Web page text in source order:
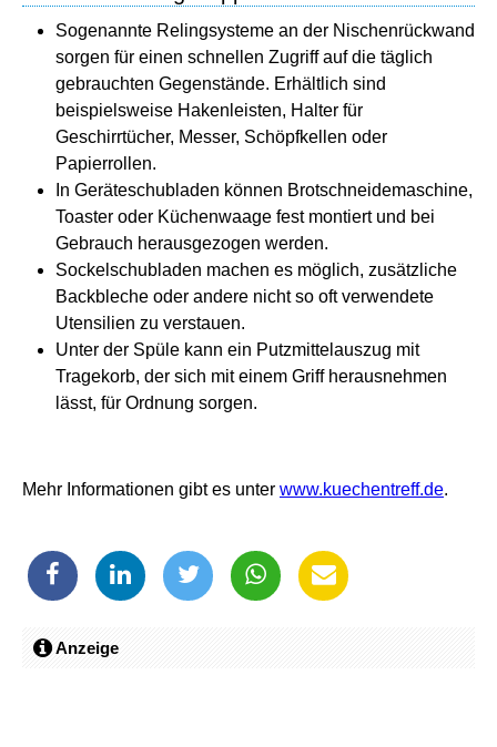
Sogenannte Relingsysteme an der Nischenrückwand
sorgen für einen schnellen Zugriff auf die täglich
gebrauchten Gegenstände. Erhältlich sind
beispielsweise Hakenleisten, Halter für
Geschirrtücher, Messer, Schöpfkellen oder
Papierrollen.
In Geräteschubladen können Brotschneidemaschine,
Toaster oder Küchenwaage fest montiert und bei
Gebrauch herausgezogen werden.
Sockelschubladen machen es möglich, zusätzliche
Backbleche oder andere nicht so oft verwendete
Utensilien zu verstauen.
Unter der Spüle kann ein Putzmittelauszug mit
Tragekorb, der sich mit einem Griff herausnehmen
lässt, für Ordnung sorgen.
Mehr Informationen gibt es unter www.kuechentreff.de.
Anzeige